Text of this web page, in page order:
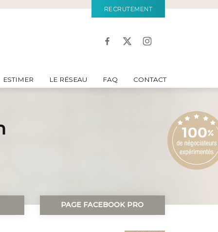
RECRUTEMENT
ESTIMER LE RÉSEAU FAQ CONTACT
PAGE FACEBOOK PRO